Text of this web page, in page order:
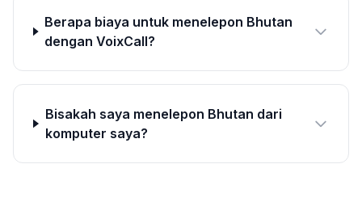
Berapa biaya untuk menelepon Bhutan
dengan VoixCall?
Bisakah saya menelepon Bhutan dari
komputer saya?